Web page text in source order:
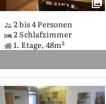
2 bis 4 Personen
2 Schlafzimmer
1. Etage, 48m²